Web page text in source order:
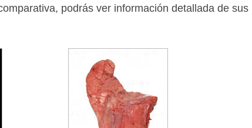
podrás ver información detallada de sus